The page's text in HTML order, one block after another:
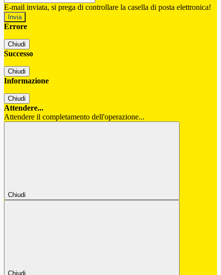
E-mail inviata, si prega di controllare la casella di posta elettronica!
Errore
Chiudi
Successo
Chiudi
Informazione
Chiudi
Attendere...
Attendere il completamento dell'operazione...
Chiudi
Chiudi